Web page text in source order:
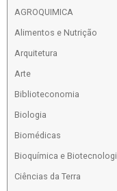
AGROQUIMICA
Alimentos e Nutrição
Arquitetura
Arte
Biblioteconomia
Biologia
Biomédicas
Bioquímica e
Ciências da Terra